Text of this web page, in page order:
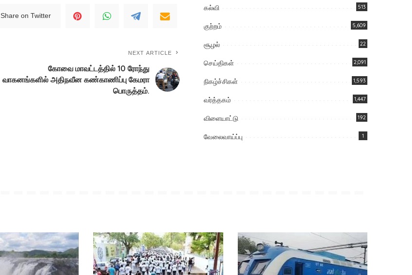
Share on Twitter
NEXT ARTICLE
கோவை மாவட்டத்தில் 10 ரோந்து
வாகனங்களில் அதிநவீன கண்காணிப்பு கேமரா
பொருத்தம்.
கல்வி 513
குற்றம் 5,609
சூழல் 22
செய்திகள் 2,091
நிகழ்ச்சிகள் 1,593
வர்த்தகம் 1,447
விளையாட்டு 192
வேலைவாய்ப்பு 1